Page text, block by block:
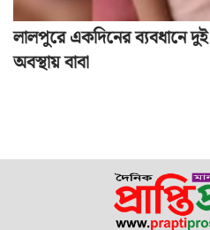
লালপুরে একদিনের ব্যবধানে
অবস্থায় বাবা